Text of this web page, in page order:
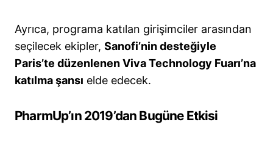
Ayrıca, programa katılan girişimciler arasından
seçilecek ekipler, Sanofi’nin desteğiyle
Paris’te düzenlenen Viva Technology Fuarı’na
katılma şansı elde edecek.
PharmUp’ın 2019’dan Bugüne Etkisi